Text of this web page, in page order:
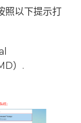
照以下提示打
）.